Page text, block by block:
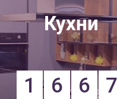
Кухни
1 6 6 7